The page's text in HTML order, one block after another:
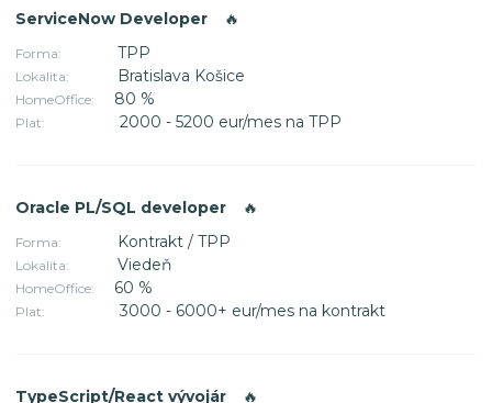
ServiceNow Developer 🔥
Forma: TPP
Lokalita: Bratislava Košice
HomeOffice: 80 %
Plat: 2000 - 5200 eur/mes na TPP
Oracle PL/SQL developer 🔥
Forma: Kontrakt / TPP
Lokalita: Viedeň
HomeOffice: 60 %
Plat: 3000 - 6000+ eur/mes na kontrakt
TypeScript/React vývojár 🔥